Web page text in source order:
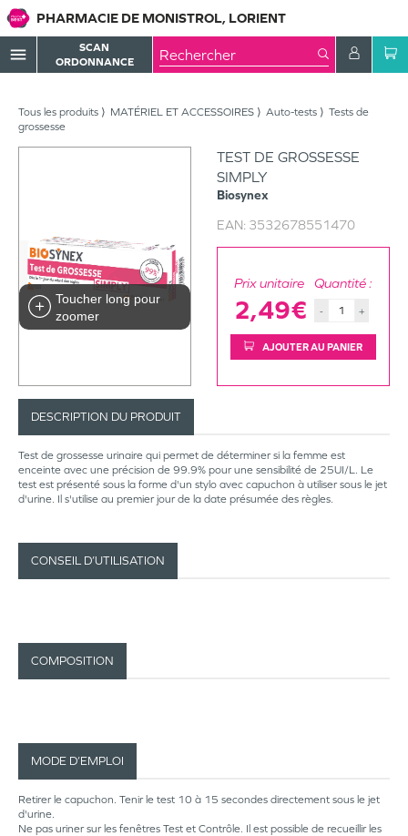
PHARMACIE DE MONISTROL, LORIENT
menu
SCAN
ORDONNANCE
Tous les produits MATÉRIEL ET ACCESSOIRES Auto-tests
Tests de
grossesse
Toucher long pour
zoomer
TEST DE GROSSESSE
SIMPLY
Biosynex
EAN: 3532678551470
Prix unitaire
2,49€
Quantité :
- +
AJOUTER AU PANIER
DESCRIPTION DU PRODUIT
Test de grossesse urinaire qui permet de déterminer si la femme est
enceinte avec une précision de 99.9% pour une sensibilité de 25UI/L. Le
test est présenté sous la forme d'un stylo avec capuchon à utiliser sous le jet
d'urine. Il s'utilise au premier jour de la date présumée des règles.
CONSEIL D’UTILISATION
COMPOSITION
MODE D’EMPLOI
Retirer le capuchon. Tenir le test 10 à 15 secondes directement sous le jet
d'urine.
Ne pas uriner sur les fenêtres Test et Contrôle. Il est possible de recueillir les